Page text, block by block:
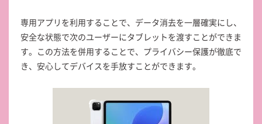
専用アプリを利用することで、データ消去を一層確実にし、
安全な状態で次のユーザーにタブレットを渡すことができま
す。この方法を併用することで、プライバシー保護が徹底で
き、安心してデバイスを手放すことができます。